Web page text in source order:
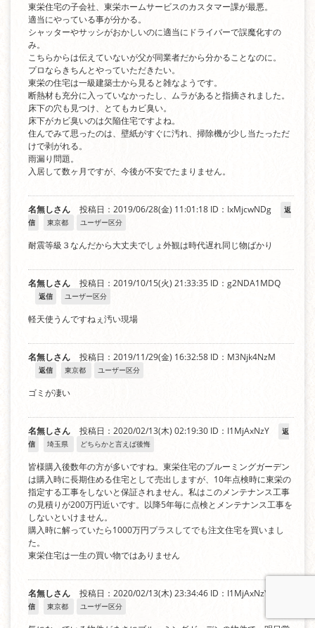
東栄住宅の子会社、東栄ホームサービスのカスタマー課が最悪。
適当にやっている事が分かる。
シャッターやサッシがおかしいのに適当にドライバーで誤魔化すの
み。
こちらからは伝えていないが父が同業者だから分かることなのに。
プロならきちんとやっていただきたい。
東栄の住宅は一級建築士から見ると雑なようです。
断熱材も充分に入っていなかったし、ムラがあると指摘されました。
床下の穴も見つけ、とてもカビ臭い。
床下がカビ臭いのは欠陥住宅ですよね。
住んでみて思ったのは、壁紙がすぐに汚れ、掃除機が少し当たっただ
けで剥がれる。
雨漏り問題。
入居して数ヶ月ですが、今後が不安でたまりません。
名無しさん 投稿日：2019/06/28(金) 11:01:18 ID：IxMjcwNDg
返
信
東京都 ユーザー区分
耐震等級３なんだから大丈夫でしょ外観は時代遅れ同じ物ばかり
名無しさん 投稿日：2019/10/15(火) 21:33:35 ID：g2NDA1MDQ
返信 ユーザー区分
軽天使うんですねぇ汚い現場
名無しさん 投稿日：2019/11/29(金) 16:32:58 ID：M3Njk4NzM
返信 東京都 ユーザー区分
ゴミが凄い
名無しさん 投稿日：2020/02/13(木) 02:19:30 ID：I1MjAxNzY
返
信
埼玉県 どちらかと言えば後悔
皆様購入後数年の方が多いですね。東栄住宅のブルーミングガーデン
は購入時に長期住める住宅として売出しますが、10年点検時に東栄の
指定する工事をしないと保証されません。私はこのメンテナンス工事
の見積りが200万円近いです。以降5年毎に点検とメンテナンス工事を
しないといけません。
購入時に解っていたら1000万円プラスしてでも注文住宅を買いまし
た。
東栄住宅は一生の買い物ではありません
名無しさん 投稿日：2020/02/13(木) 23:34:46 ID：I1MjAxNzY
信
東京都 ユーザー区分